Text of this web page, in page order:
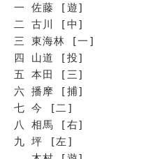
一 佐藤 [遊]
二 古川 [中]
三 東海林 [一]
四 山道 [投]
五 本田 [三]
六 播摩 [捕]
七 今 [二]
八 相馬 [右]
九 坪 [左]